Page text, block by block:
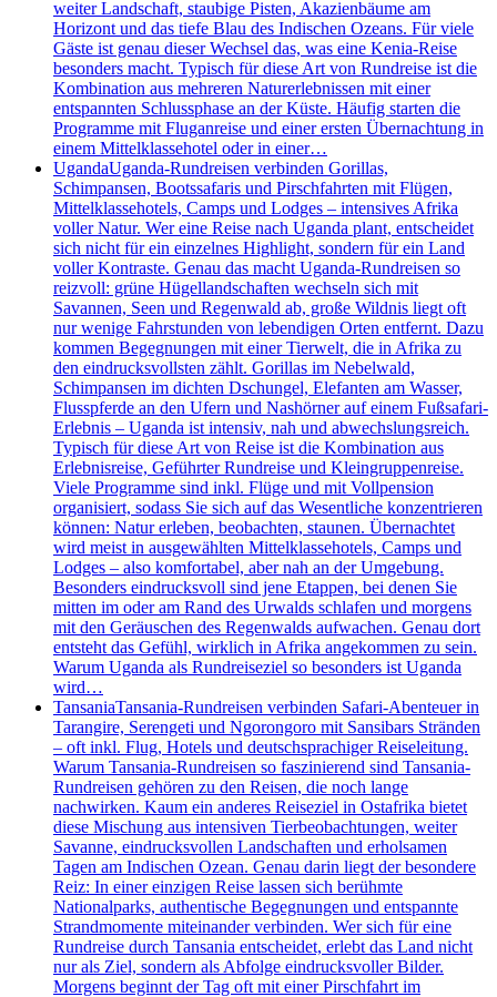
weiter Landschaft, staubige Pisten, Akazienbäume am
Horizont und das tiefe Blau des Indischen Ozeans. Für viele
Gäste ist genau dieser Wechsel das, was eine Kenia-Reise
besonders macht. Typisch für diese Art von Rundreise ist die
Kombination aus mehreren Naturerlebnissen mit einer
entspannten Schlussphase an der Küste. Häufig starten die
Programme mit Fluganreise und einer ersten Übernachtung in
einem Mittelklassehotel oder in einer…
UgandaUganda-Rundreisen verbinden Gorillas,
Schimpansen, Bootssafaris und Pirschfahrten mit Flügen,
Mittelklassehotels, Camps und Lodges – intensives Afrika
voller Natur. Wer eine Reise nach Uganda plant, entscheidet
sich nicht für ein einzelnes Highlight, sondern für ein Land
voller Kontraste. Genau das macht Uganda-Rundreisen so
reizvoll: grüne Hügellandschaften wechseln sich mit
Savannen, Seen und Regenwald ab, große Wildnis liegt oft
nur wenige Fahrstunden von lebendigen Orten entfernt. Dazu
kommen Begegnungen mit einer Tierwelt, die in Afrika zu
den eindrucksvollsten zählt. Gorillas im Nebelwald,
Schimpansen im dichten Dschungel, Elefanten am Wasser,
Flusspferde an den Ufern und Nashörner auf einem Fußsafari-
Erlebnis – Uganda ist intensiv, nah und abwechslungsreich.
Typisch für diese Art von Reise ist die Kombination aus
Erlebnisreise, Geführter Rundreise und Kleingruppenreise.
Viele Programme sind inkl. Flüge und mit Vollpension
organisiert, sodass Sie sich auf das Wesentliche konzentrieren
können: Natur erleben, beobachten, staunen. Übernachtet
wird meist in ausgewählten Mittelklassehotels, Camps und
Lodges – also komfortabel, aber nah an der Umgebung.
Besonders eindrucksvoll sind jene Etappen, bei denen Sie
mitten im oder am Rand des Urwalds schlafen und morgens
mit den Geräuschen des Regenwalds aufwachen. Genau dort
entsteht das Gefühl, wirklich in Afrika angekommen zu sein.
Warum Uganda als Rundreiseziel so besonders ist Uganda
wird…
TansaniaTansania-Rundreisen verbinden Safari-Abenteuer in
Tarangire, Serengeti und Ngorongoro mit Sansibars Stränden
– oft inkl. Flug, Hotels und deutschsprachiger Reiseleitung.
Warum Tansania-Rundreisen so faszinierend sind Tansania-
Rundreisen gehören zu den Reisen, die noch lange
nachwirken. Kaum ein anderes Reiseziel in Ostafrika bietet
diese Mischung aus intensiven Tierbeobachtungen, weiter
Savanne, eindrucksvollen Landschaften und erholsamen
Tagen am Indischen Ozean. Genau darin liegt der besondere
Reiz: In einer einzigen Reise lassen sich berühmte
Nationalparks, authentische Begegnungen und entspannte
Strandmomente miteinander verbinden. Wer sich für eine
Rundreise durch Tansania entscheidet, erlebt das Land nicht
nur als Ziel, sondern als Abfolge eindrucksvoller Bilder.
Morgens beginnt der Tag oft mit einer Pirschfahrt im